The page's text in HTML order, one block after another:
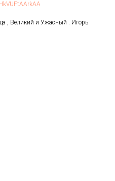
, Великий и Ужасный . Игорь